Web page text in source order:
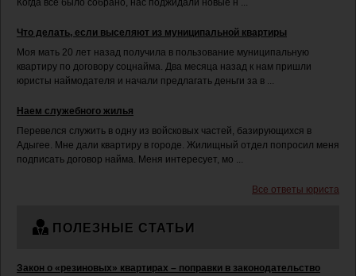
Когда все было собрано, нас поджидали новые н ...
Что делать, если выселяют из муниципальной квартиры
Моя мать 20 лет назад получила в пользование муниципальную
квартиру по договору соцнайма. Два месяца назад к нам пришли
юристы наймодателя и начали предлагать деньги за в ...
Наем служебного жилья
Перевелся служить в одну из войсковых частей, базирующихся в
Адыгее. Мне дали квартиру в городе. Жилищный отдел попросил меня
подписать договор найма. Меня интересует, мо ...
Все ответы юриста
ПОЛЕЗНЫЕ СТАТЬИ
Закон о «резиновых» квартирах – поправки в законодательство